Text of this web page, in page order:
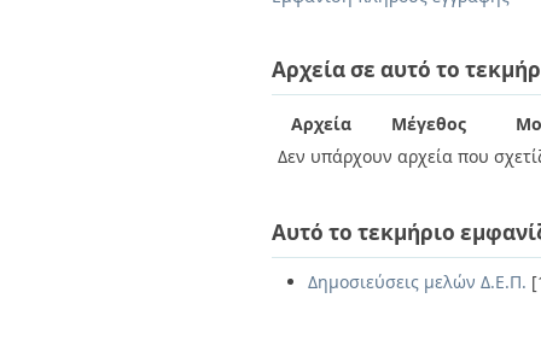
Αρχεία σε αυτό το
Αρχεία Μέγεθος
Δεν υπάρχουν αρχεία που
Αυτό το τεκμήριο
Δημοσιεύσεις μελών Δ.Ε.Π.